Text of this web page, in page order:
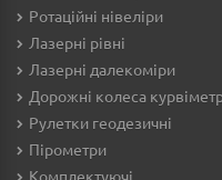
Ротаційні нівеліри
Лазерні рівні
Лазерні далекоміри
Дорожні колеса
Рулетки геодезичні
Пірометри
Комплектуючі